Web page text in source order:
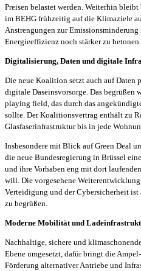
Preisen belastet werden. Weiterhin
im BEHG frühzeitig auf die Klimaziele
Anstrengungen zur
Energieeffizienz noch stärker zu betonen.
Digitalisierung, Daten und digitale
Die neue Koalition setzt auch auf Daten
digitale Daseinsvorsorge. Das
playing field, das durch das
sollte. Der Koalitionsvertrag enthält zu
Glasfaserinfrastruktur bis in jede
Insbesondere mit Blick auf Green Deal
die neue Bundesregierung in Brüssel
und ihre Vorhaben eng mit dort
will. Die vorgesehene
Verteidigung und der Cybersicherheit
zu begrüßen.
Moderne Mobilität und
Nachhaltige, sichere und
Ebene umgesetzt, dafür bringt die
Förderung alternativer Antriebe und